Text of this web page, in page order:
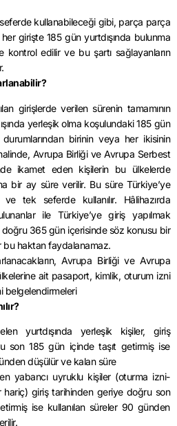
kullanabileceği gibi, parça parça
girişte 185 gün yurtdışında bulunma
kontrol edilir ve bu şartı sağlayanların
girişlerde verilen sürenin tamamının
yerleşik olma koşulundaki 185 gün
durumlarından birinin veya her ikisinin
Avrupa Birliği ve Avrupa Serbest
ikamet eden kişilerin bu ülkelerde
bir ay süre verilir. Bu süre Türkiye’ye
tek seferde kullanılır. Hâlihazırda
ile Türkiye’ye giriş yapılmak
365 gün içerisinde söz konusu bir
bu haktan faydalanamaz.
Avrupa Birliği ve Avrupa
ait pasaport, kimlik, oturum izni
belgelendirmeleri
yurtdışında yerleşik kişiler, giriş
son 185 gün içinde taşıt getirmiş ise
düşülür ve kalan süre
yabancı uyruklu kişiler (oturma izni-
hariç) giriş tarihinden geriye doğru son
ise kullanılan süreler 90 günden